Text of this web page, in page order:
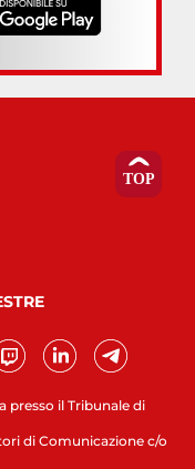
presso il Tribunale di
di Comunicazione c/o